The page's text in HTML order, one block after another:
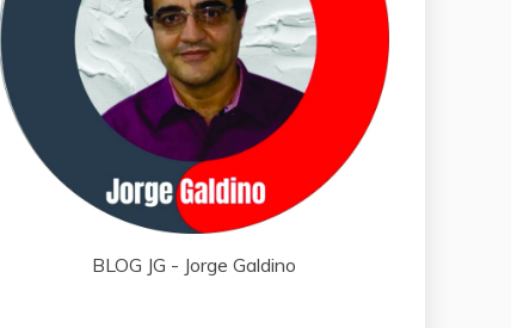
BLOG JG - Jorge Galdino